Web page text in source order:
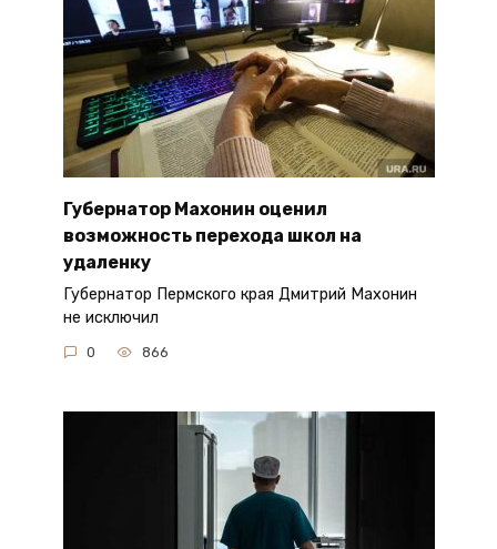
Губернатор Махонин оценил
возможность перехода школ на
удаленку
Губернатор Пермского края Дмитрий Махонин
не исключил
0 866